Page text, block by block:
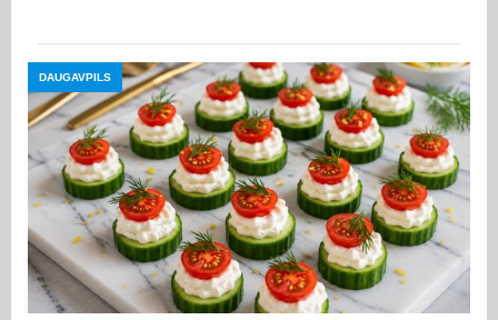
DAUGAVPILS